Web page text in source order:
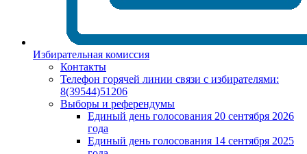
Избирательная комиссия
Контакты
Телефон горячей линии связи с избирателями:
8(39544)51206
Выборы и референдумы
Единый день голосования 20 сентября 2026
года
Единый день голосования 14 сентября 2025